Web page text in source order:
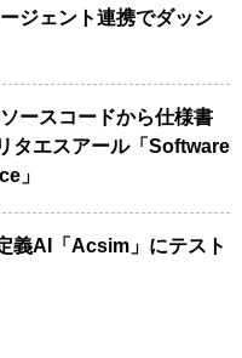
ジェント連携でダッシ
ースコードから仕様書
タエスアール「Software
」
義AI「Acsim」にテスト